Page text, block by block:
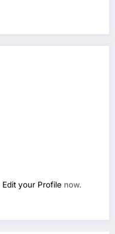
Edit your Profile now.